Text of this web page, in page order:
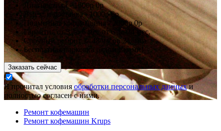
Диагностика - 1500р 0р
Выезд и доставка - 1000р0р
Подменная кофемашина -
2000р0р
Гарантия от 3 до 6 мес от 6 до 24 мес.
Срочный ремонт за 48 часов24 часа
Бесплатная парковка рядом с нами!
Заказать сейчас
Я прочитал условия обработки персональных данныхи
полностью согласен с ними.
Ремонт кофемашин
Ремонт кофемашин Krups